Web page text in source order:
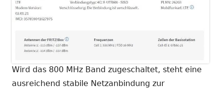
Wird das 800 MHz Band zugeschaltet, steht eine
ausreichend stabile Netzanbindung zur